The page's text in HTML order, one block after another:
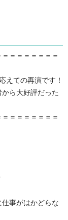
＝＝＝＝＝＝＝
えての再演です！
から大好評だった
＝＝＝＝＝＝＝
事がはかどらな